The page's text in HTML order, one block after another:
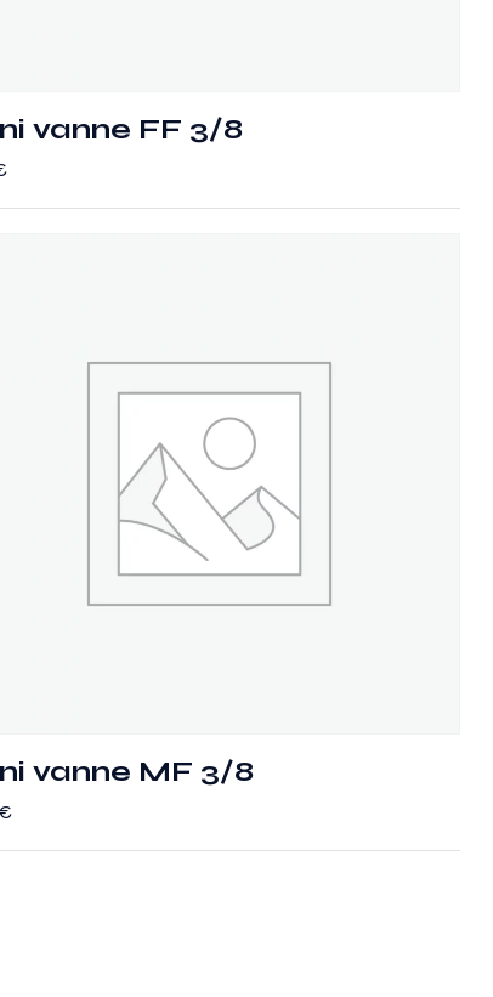
vanne FF 3/8
vanne MF 3/8